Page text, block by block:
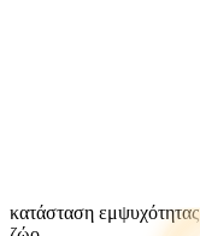
κατάσταση εμψυχότητας